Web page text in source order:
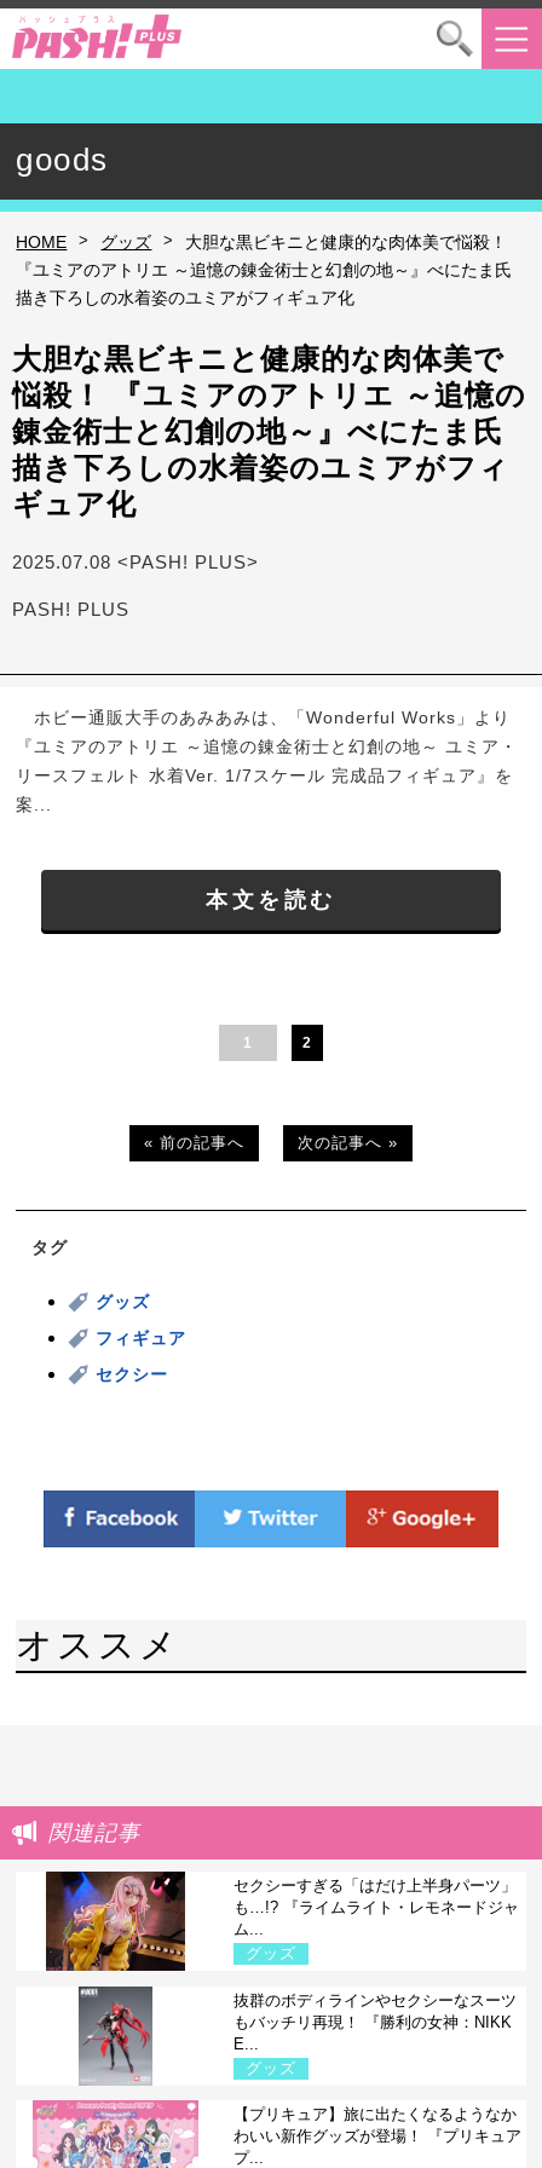
goods
HOME > グッズ >
大胆な黒ビキニと健康的な肉体美で悩殺！
『ユミアのアトリエ ～追憶の錬金術士と幻創の地～』べにたま氏
描き下ろしの水着姿のユミアがフィギュア化
大胆な黒ビキニと健康的な肉体美で
悩殺！ 『ユミアのアトリエ ～追憶の
錬金術士と幻創の地～』べにたま氏
描き下ろしの水着姿のユミアがフィ
ギュア化
2025.07.08 <PASH! PLUS>
PASH! PLUS
ホビー通販大手のあみあみは、「Wonderful Works」より
『ユミアのアトリエ ～追憶の錬金術士と幻創の地～ ユミア・
リースフェルト 水着Ver. 1/7スケール 完成品フィギュア』を
案...
本文を読む
1 2
« 前の記事へ 次の記事へ »
タグ
グッズ
フィギュア
セクシー
オススメ
関連記事
セクシーすぎる「はだけ上半身パーツ」
も…!? 『ライムライト・レモネードジャ
ム...
グッズ
抜群のボディラインやセクシーなスーツ
もバッチリ再現！ 『勝利の女神：NIKK
E...
グッズ
【プリキュア】旅に出たくなるようなか
わいい新作グッズが登場！ 『プリキュア
プ...